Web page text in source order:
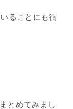
ることにも衝
とめてみまし